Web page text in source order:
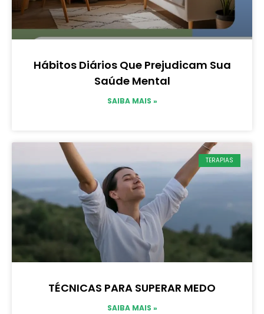
Hábitos Diários Que Prejudicam Sua
Saúde Mental
SAIBA MAIS »
TERAPIAS
TÉCNICAS PARA SUPERAR MEDO
SAIBA MAIS »